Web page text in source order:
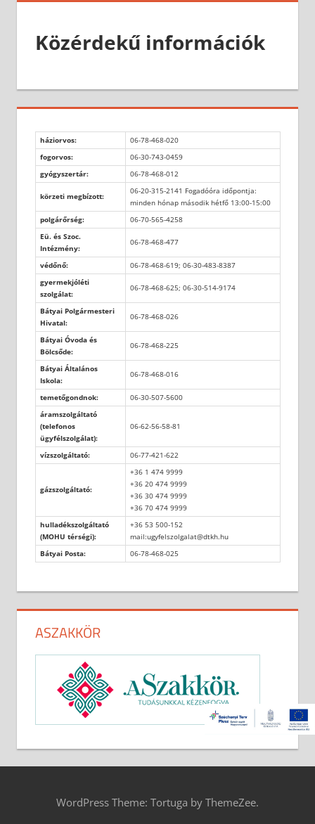
Közérdekű információk
háziorvos:
06-78-468-020
fogorvos:
06-30-743-0459
gyógyszertár:
06-78-468-012
körzeti megbízott:
06-20-315-2141 Fogadóóra időpontja:
minden hónap második hétfő 13:00-15:00
polgárőrség:
06-70-565-4258
Eü. és Szoc.
Intézmény:
06-78-468-477
védőnő:
06-78-468-619; 06-30-483-8387
gyermekjóléti
szolgálat:
06-78-468-625; 06-30-514-9174
Bátyai Polgármesteri
Hivatal:
06-78-468-026
Bátyai Óvoda és
Bölcsőde:
06-78-468-225
Bátyai Általános
Iskola:
06-78-468-016
temetőgondnok:
06-30-507-5600
áramszolgáltató
(telefonos
ügyfélszolgálat):
06-62-56-58-81
vízszolgáltató: 06-77-421-622
gázszolgáltató:
+36 1 474 9999
+36 20 474 9999
+36 30 474 9999
+36 70 474 9999
hulladékszolgáltató
(MOHU térségi):
+36 53 500-152
mail:ugyfelszolgalat@dtkh.hu
Bátyai Posta:
06-78-468-025
ASZAKKÖR
WordPress Theme: Tortuga by ThemeZee.